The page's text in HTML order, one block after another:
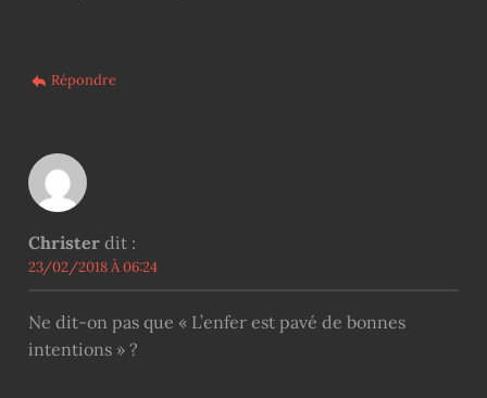
Répondre
Christer dit :
23/02/2018 À 06:24
Ne dit-on pas que « L’enfer est pavé de bonnes
intentions » ?